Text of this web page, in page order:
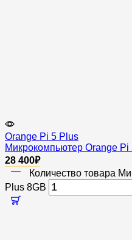
Orange Pi 5 Plus
Микрокомпьютер Orange Pi
28 400₽
Количество товара
Plus 8GB